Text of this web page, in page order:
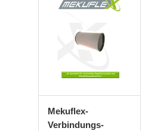
Mekuflex-
Verbindungs-